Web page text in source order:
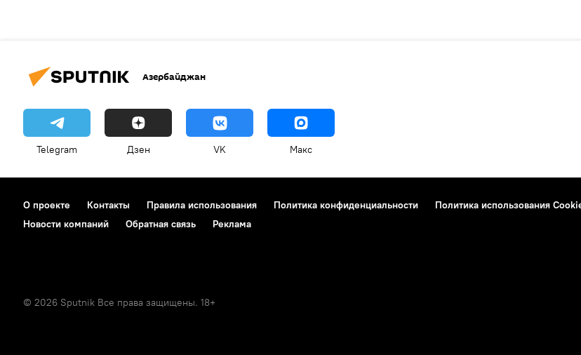
Азербайджан
Telegram Дзен VK Макс
О проекте Контакты Правила использования Политика конфиденциальности Политика использования
Новости компаний
Обратная связь Реклама
© 2026 Sputnik Все права защищены. 18+